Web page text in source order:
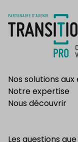
Nos solutions
Notre expertise
Nous découvrir
Les questions